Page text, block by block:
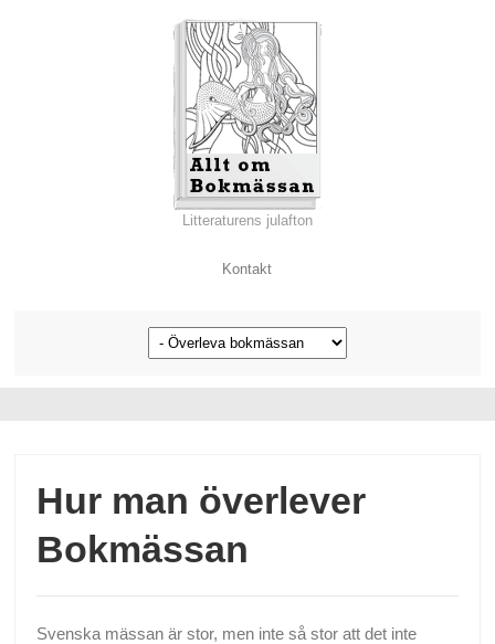
Litteraturens julafton
Kontakt
Hur man överlever
Bokmässan
Svenska mässan är stor, men inte så stor att det inte